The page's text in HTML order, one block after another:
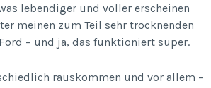
lebendiger und voller erscheinen
meinen zum Teil sehr trocknenden
– und ja, das funktioniert super.
rauskommen und vor allem –